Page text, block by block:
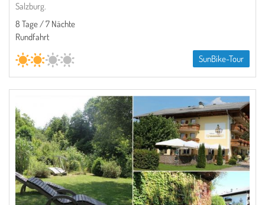
Salzburg.
8 Tage / 7 Nächte
Rundfahrt
SunBike-Tour